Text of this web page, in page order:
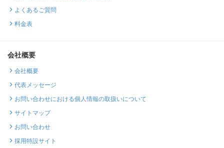
よくあるご質問
料金表
会社概要
会社概要
代表メッセージ
お問い合わせにおける個人情報の取扱いについて
サイトマップ
お問い合わせ
採用特設サイト